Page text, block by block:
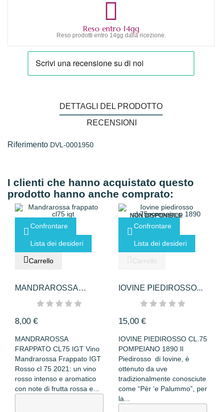
Reso entro 14gg
Reso prodotti entro 14gg dalla ricezione.
DETTAGLI DEL PRODOTTO
RECENSIONI
Riferimento DVL-0001950
I clienti che hanno acquistato questo
prodotto hanno anche comprato:
Confrontare
Lista dei desideri
Carrello
MANDRAROSSA
FRAPPATO CL75 IGT
8,00 €
MANDRAROSSA
FRAPPATO CL75 IGT Vino
Mandrarossa Frappato IGT
Rosso cl 75 2021: un vino
rosso intenso e aromatico
con note di frutta rossa e...
NON DISPONIBILE
Confrontare
Lista dei desideri
Carrello
IOVINE PIEDIROSSO...
15,00 €
IOVINE PIEDIROSSO CL.75
POMPEIANO 1890 Il
Piedirosso di Iovine, è
ottenuto da uve
tradizionalmente conosciute
come “Pèr ‘e Palummo”, per
la...